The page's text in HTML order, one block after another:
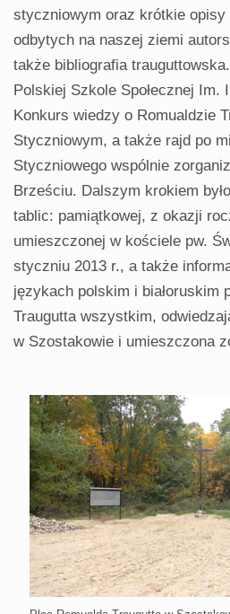
styczniowym oraz krótkie
odbytych na naszej ziemi
także bibliografia
Polskiej Szkole Społecznej Im.
Konkurs wiedzy o Romualdzie
Styczniowym, a także rajd po
Styczniowego wspólnie
Brześciu. Dalszym krokiem
tablic: pamiątkowej, z okazji
umieszczonej w kościele pw.
styczniu 2013 r., a także
językach polskim i białoruskim
Traugutta wszystkim,
w Szostakowie i umieszczona